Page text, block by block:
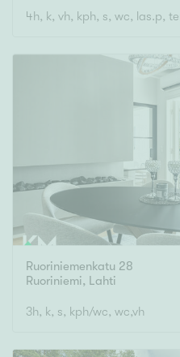
4h, k, vh, kph, s, wc, las.p,
Ruoriniemenkatu 28
Ruoriniemi, Lahti
3h, k, s, kph/wc, wc,vh